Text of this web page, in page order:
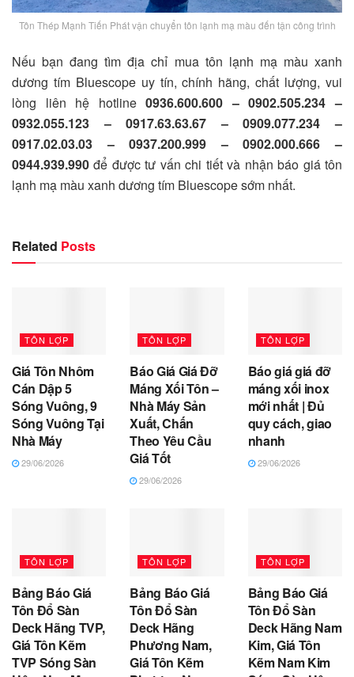
Tôn Thép Mạnh Tiến Phát vận chuyển tôn lạnh mạ màu đến tận công trình
Nếu bạn đang tìm địa chỉ mua tôn lạnh mạ màu xanh
dương tím Bluescope uy tín, chính hãng, chất lượng, vui
lòng liên hệ hotline0936.600.600 – 0902.505.234 –
0932.055.123 – 0917.63.63.67 – 0909.077.234 –
0917.02.03.03 – 0937.200.999 – 0902.000.666 –
0944.939.990 để được tư vấn chi tiết và nhận báo giá tôn
lạnh mạ màu xanh dương tím Bluescope sớm nhất.
Related Posts
TÔN LỢP
Giá Tôn Nhôm
Cán Dập 5
Sóng Vuông, 9
Sóng Vuông Tại
Nhà Máy
29/06/2026
TÔN LỢP
Báo Giá Giá Đỡ
Máng Xối Tôn –
Nhà Máy Sản
Xuất, Chấn
Theo Yêu Cầu
Giá Tốt
29/06/2026
TÔN LỢP
Báo giá giá đỡ
máng xối inox
mới nhất | Đủ
quy cách, giao
nhanh
29/06/2026
TÔN LỢP
Bảng Báo Giá
Tôn Đổ Sàn
Deck Hãng TVP,
Giá Tôn Kẽm
TVP Sóng Sàn
TÔN LỢP
Bảng Báo Giá
Tôn Đổ Sàn
Deck Hãng
Phương Nam,
Giá Tôn Kẽm
TÔN LỢP
Bảng Báo Giá
Tôn Đổ Sàn
Deck Hãng Nam
Kim, Giá Tôn
Kẽm Nam Kim